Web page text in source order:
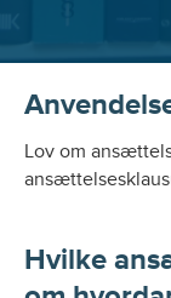
Lov om
Hvilke